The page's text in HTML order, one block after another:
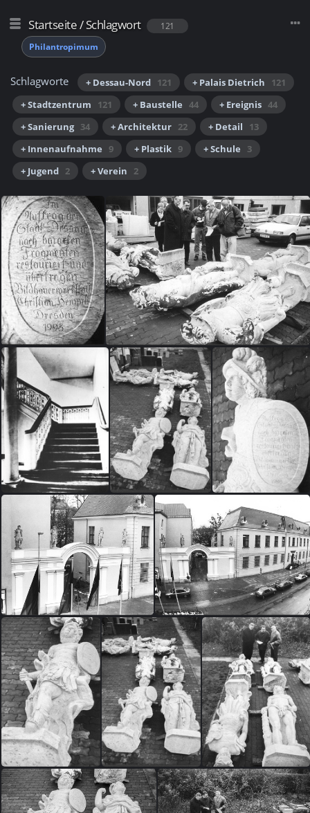
Startseite/Schlagwort
121
Philantropimum
Schlagworte + Dessau-Nord 121 + Palais Dietrich
121
+ Stadtzentrum
121 + Baustelle 44 + Ereignis 44
+ Sanierung 34 + Architektur 22 + Detail
13
+ Innenaufnahme
9 + Plastik 9 + Schule
3
+ Jugend 2 + Verein 2